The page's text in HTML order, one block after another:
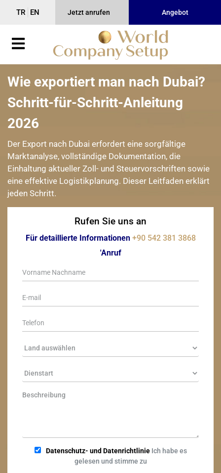
TR EN Jetzt anrufen Angebot
Wie exportiert man nach Dubai?
Schritt-für-Schritt-Anleitung
2026
Der Export nach Dubai erfordert eine sorgfältige
Marktanalyse, vollständige Dokumentation, die
Einhaltung aktueller Zoll- und Steuervorschriften sowie
eine effektive Logistikplanung. Dieser Leitfaden erklärt
jeden Schritt.
Rufen Sie uns an
Für detaillierte Informationen +90 542 381 3868
'Anruf
Datenschutz- und DatenrichtlinieIch habe es
gelesen und stimme zu